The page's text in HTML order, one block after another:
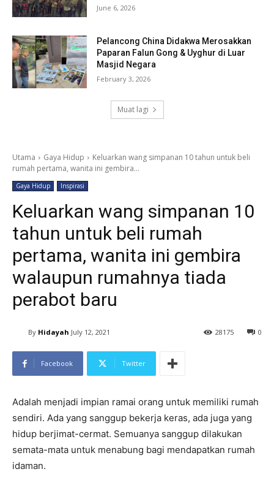
June 6, 2026
Pelancong China Didakwa Merosakkan
Paparan Falun Gong & Uyghur di Luar
Masjid Negara
February 3, 2026
Muat lagi